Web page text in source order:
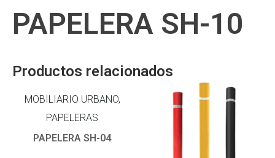
PAPELERA SH-10
Productos relacionados
MOBILIARIO URBANO,
PAPELERAS
PAPELERA SH-04